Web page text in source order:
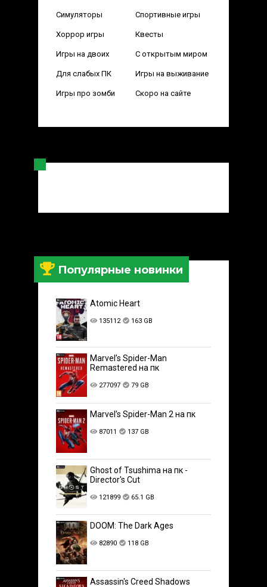
Симуляторы Спортивные игры
Хоррор игры Квесты
Игры на двоих С открытым миром
Для слабых ПК Игры на выживание
Игры про зомби Скоро на сайте
Популярные новинки
Atomic Heart
135112 163 GB
Marvel’s Spider-Man
Remastered на пк
277097 79 GB
Marvel’s Spider-Man 2 на пк
87011 137 GB
Ghost of Tsushima на пк -
Director's Cut
121899 65.1 GB
DOOM: The Dark Ages
82890 118 GB
Assassin's Creed Shadows